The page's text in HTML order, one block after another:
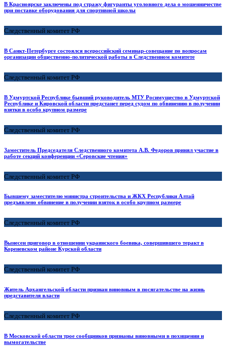
В Красноярске заключены под стражу фигуранты уголовного дела о мошенничестве
при поставке оборудования для спортивной школы
Следственный комитет РФ
В Санкт-Петербурге состоялся всероссийский семинар-совещание по вопросам
организации общественно-политической работы в Следственном комитете
Следственный комитет РФ
В Удмуртской Республике бывший руководитель МТУ Росимущество в Удмуртской
Республике и Кировской области предстанет перед судом по обвинению в получении
взятки в особо крупном размере
Следственный комитет РФ
Заместитель Председателя Следственного комитета А.В. Федоров принял участие в
работе секций конференции «Серовские чтения»
Следственный комитет РФ
Бывшему заместителю министра строительства и ЖКХ Республики Алтай
предъявлено обвинение в получении взяток в особо крупном размере
Следственный комитет РФ
Вынесен приговор в отношении украинского боевика, совершившего теракт в
Кореневском районе Курской области
Следственный комитет РФ
Житель Архангельской области признан виновным в посягательстве на жизнь
представителя власти
Следственный комитет РФ
В Московской области трое сообщников признаны виновными в похищении и
вымогательстве